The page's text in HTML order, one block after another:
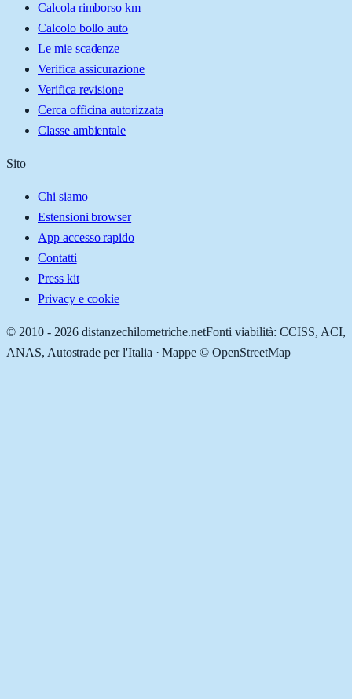
Calcola rimborso km
Calcolo bollo auto
Le mie scadenze
Verifica assicurazione
Verifica revisione
Cerca officina autorizzata
Classe ambientale
Sito
Chi siamo
Estensioni browser
App accesso rapido
Contatti
Press kit
Privacy e cookie
© 2010 - 2026 distanzechilometriche.netFonti viabilità: CCISS, ACI,
ANAS, Autostrade per l'Italia · Mappe © OpenStreetMap